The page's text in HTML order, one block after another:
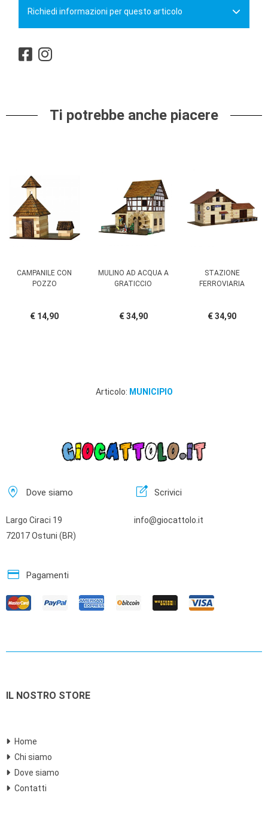
Richiedi informazioni per questo articolo
Ti potrebbe anche piacere
CAMPANILE CON
POZZO
€ 14,90
MULINO AD ACQUA A
GRATICCIO
€ 34,90
STAZIONE
FERROVIARIA
€ 34,90
Articolo: MUNICIPIO
home_pin Dove siamo
Largo Ciraci 19
72017 Ostuni (BR)
edit_square Scrivici
info@giocattolo.it
credit_card Pagamenti
IL NOSTRO STORE
Home
Chi siamo
Dove siamo
Contatti